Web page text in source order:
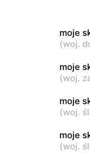
moje
moje
moje
(woj.
moje
(woj.
moje
(woj.
moje
(woj.